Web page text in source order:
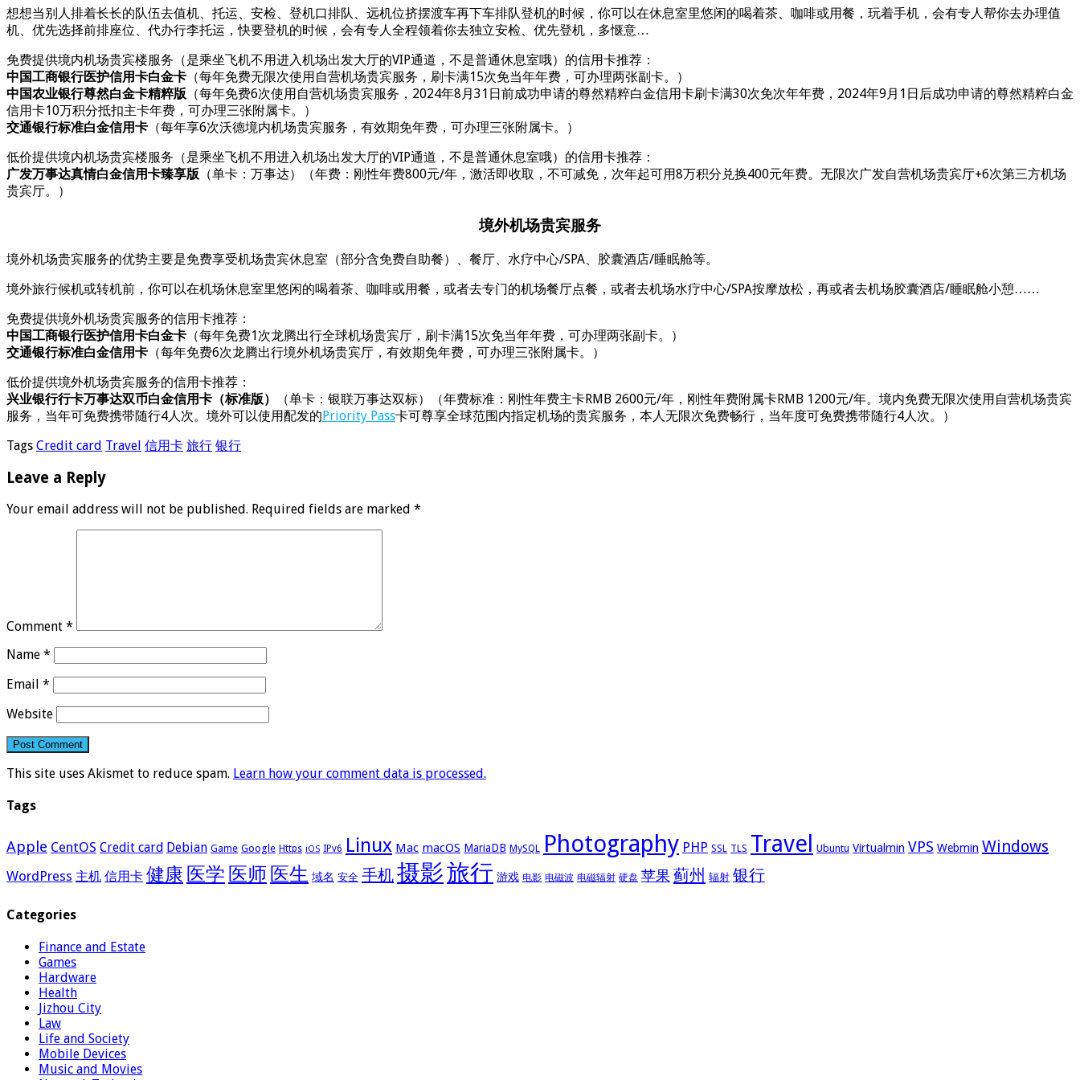
想想当别人排着长长的队伍去值机、托运、安检、登机口排队、远机位挤摆渡车再下车排队登机的时候，你可以在休息室里悠闲的喝着茶、咖啡或用餐，玩着手机，会有专人帮你去办理值
机、优先选择前排座位、代办行李托运，快要登机的时候，会有专人全程领着你去独立安检、优先登机，多惬意…
免费提供境内机场贵宾楼服务（是乘坐飞机不用进入机场出发大厅的VIP通道，不是普通休息室哦）的信用卡推荐：
中国工商银行医护信用卡白金卡 （每年免费无限次使用自营机场贵宾服务，刷卡满15次免当年年费，可办理两张副卡。）
中国农业银行尊然白金卡精粹版 （每年免费6次使用自营机场贵宾服务，2024年8月31日前成功申请的尊然精粹白金信用卡刷卡满30次免次年年费，2024年9月1日后成功申请的尊然精粹白金
信用卡10万积分抵扣主卡年费，可办理三张附属卡。）
交通银行标准白金信用卡 （每年享6次沃德境内机场贵宾服务，有效期免年费，可办理三张附属卡。）
低价提供境内机场贵宾楼服务（是乘坐飞机不用进入机场出发大厅的VIP通道，不是普通休息室哦）的信用卡推荐：
广发万事达真情白金信用卡臻享版 （单卡：万事达）（年费：刚性年费800元/年，激活即收取，不可减免，次年起可用8万积分兑换400元年费。无限次广发自营机场贵宾厅+6次第三方机场
贵宾厅。）
境外机场贵宾服务
境外机场贵宾服务的优势主要是免费享受机场贵宾休息室（部分含免费自助餐）、餐厅、水疗中心/SPA、胶囊酒店/睡眠舱等。
境外旅行候机或转机前，你可以在机场休息室里悠闲的喝着茶、咖啡或用餐，或者去专门的机场餐厅点餐，或者去机场水疗中心/SPA按摩放松，再或者去机场胶囊酒店/睡眠舱小憩……
免费提供境外机场贵宾服务的信用卡推荐：
中国工商银行医护信用卡白金卡 （每年免费1次龙腾出行全球机场贵宾厅，刷卡满15次免当年年费，可办理两张副卡。）
交通银行标准白金信用卡 （每年免费6次龙腾出行境外机场贵宾厅，有效期免年费，可办理三张附属卡。）
低价提供境外机场贵宾服务的信用卡推荐：
兴业银行行卡万事达双币白金信用卡（标准版）
（单卡：银联万事达双标）（年费标准：刚性年费主卡RMB 2600元/年，刚性年费附属卡RMB 1200元/年。境内免费无限次使用自营机场贵宾
服务，当年可免费携带随行4人次。境外可以使用配发的Priority Pass卡可尊享全球范围内指定机场的贵宾服务，本人无限次免费畅行，当年度可免费携带随行4人次。）
Tags Credit card Travel 信用卡 旅行 银行
Leave a Reply
Your email address will not be published. Required fields are marked *
Comment *
Name *
Email *
Website
This site uses Akismet to reduce spam. Learn how your comment data is processed.
Tags
Apple CentOS Credit card Debian Game Google Https iOS IPv6 Linux Mac macOS MariaDB MySQL Photography PHP SSL TLS Travel Ubuntu Virtualmin VPS Webmin Windows
WordPress 主机 信用卡 健康 医学 医师 医生 域名 安全 手机摄影旅行 游戏 电影 电磁波 电磁辐射 硬盘 苹果 蓟州 辐射 银行
Categories
Finance and Estate
Games
Hardware
Health
Jizhou City
Law
Life and Society
Mobile Devices
Music and Movies